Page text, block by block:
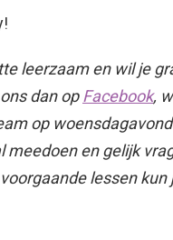
leerzaam en wil je
dan op Facebook,
op
meedoen en gelijk
lessen kun